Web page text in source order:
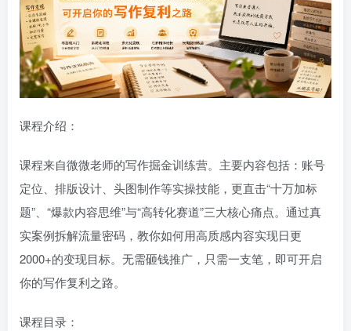
课程介绍：
课程来自微微老师的写作掘金训练营。主要内容包括：账号
定位、排版设计、头图制作等实操技能，更直击“十万加标
题”、“爆款内容思维”与“高转化赛道”三大核心痛点。通过真
实案例拆解流量密码，教你如何用高质感内容实现日更
2000+的变现目标。无需砸钱推广，只需一支笔，即可开启
你的写作复利之路。
课程目录：